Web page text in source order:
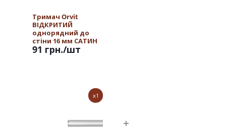
Тримач Orvit
ВІДКРИТИЙ
однорядний до
стіни 16 мм САТИН
91 грн./шт
x1